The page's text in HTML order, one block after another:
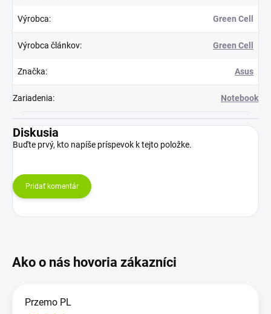
Výrobca: Green Cell
Výrobca článkov: Green Cell
Značka: Asus
Zariadenia: Notebook
Diskusia
Buďte prvý, kto napíše príspevok k tejto položke.
Pridať komentár
Przemo PL